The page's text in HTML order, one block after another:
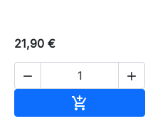
21,90 €
 
